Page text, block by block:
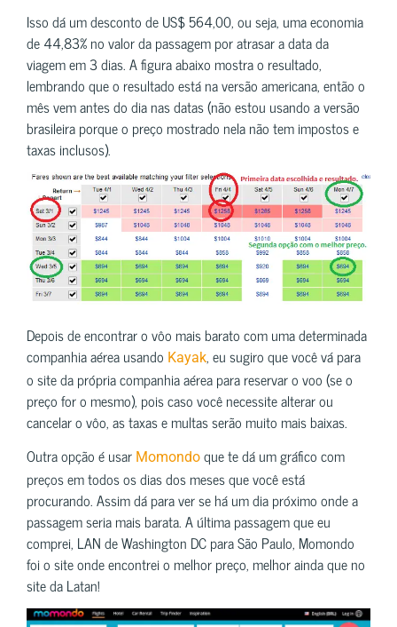
Isso dá um desconto de US$ 564,00, ou seja, uma economia
de 44,83% no valor da passagem por atrasar a data da
viagem em 3 dias. A figura abaixo mostra o resultado,
lembrando que o resultado está na versão americana, então o
mês vem antes do dia nas datas (não estou usando a versão
brasileira porque o preço mostrado nela não tem impostos e
taxas inclusos).
Depois de encontrar o vôo mais barato com uma determinada
companhia aérea usando Kayak, eu sugiro que você vá para
o site da própria companhia aérea para reservar o voo (se o
preço for o mesmo), pois caso você necessite alterar ou
cancelar o vôo, as taxas e multas serão muito mais baixas.
Outra opção é usar Momondo que te dá um gráfico com
preços em todos os dias dos meses que você está
procurando. Assim dá para ver se há um dia próximo onde a
passagem seria mais barata. A última passagem que eu
comprei, LAN de Washington DC para São Paulo, Momondo
foi o site onde encontrei o melhor preço, melhor ainda que no
site da Latan!